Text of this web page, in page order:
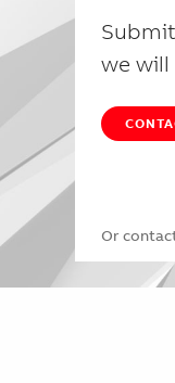
we will
Or